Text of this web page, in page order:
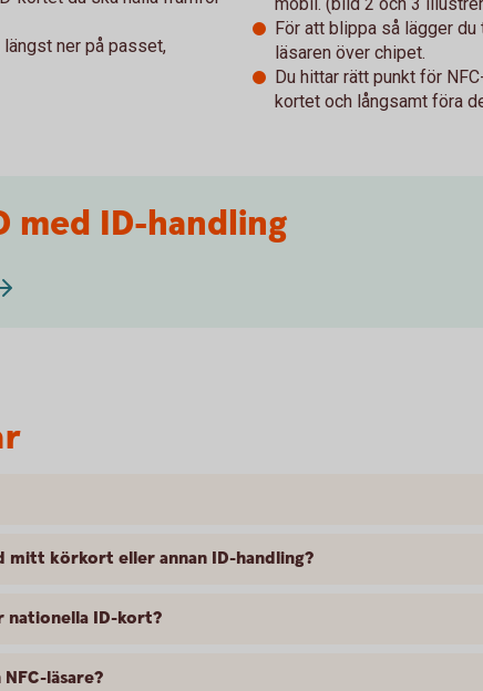
längst ner på passet,
För att blippa så lägger
läsaren över chipet.
Du hittar rätt punkt för
kortet och långsamt föra
med ID-handling
körkort eller annan ID-handling?
nationella ID-kort?
läsare?